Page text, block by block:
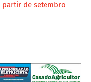
partir de setembro